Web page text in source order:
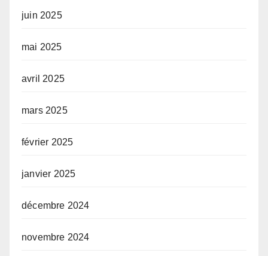
juin 2025
mai 2025
avril 2025
mars 2025
février 2025
janvier 2025
décembre 2024
novembre 2024